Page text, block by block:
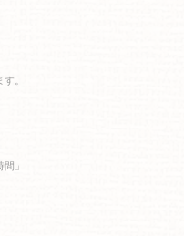
。
」